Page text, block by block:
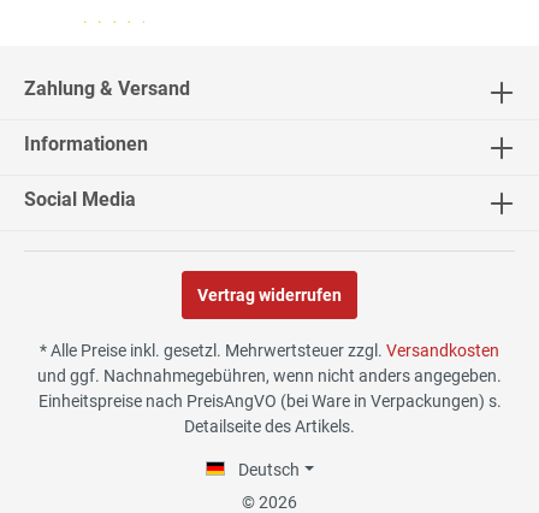
30.07.26▼
29.07.26
funktioniert, und Qualität
Zahlung & Versand
Informationen
Social Media
Vertrag widerrufen
* Alle Preise inkl. gesetzl. Mehrwertsteuer zzgl. Versandkosten
und ggf. Nachnahmegebühren, wenn nicht anders angegeben.
Einheitspreise nach PreisAngVO (bei Ware in Verpackungen) s.
Detailseite des Artikels.
Deutsch
© 2026